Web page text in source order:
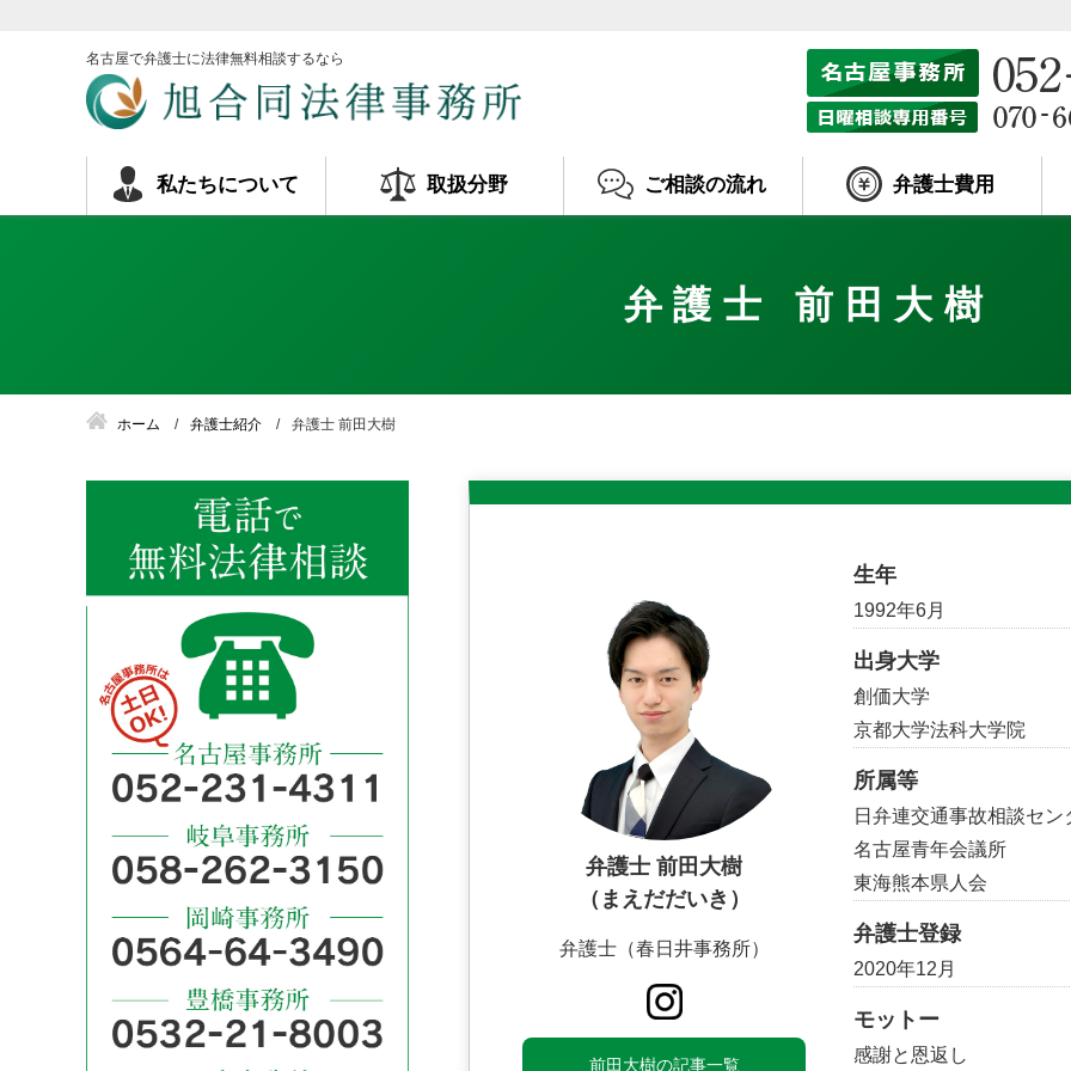
名古屋で弁護士に法律無料相談するなら
私たちについて 取扱分野 ご相談の流れ 弁護士費用
弁護士 前田大樹
ホーム 弁護士紹介 弁護士 前田大樹
弁護士 前田大樹
（まえだだいき）
弁護士（春日井事務所）
前田大樹の記事一覧
生年
1992年6月
出身大学
創価大学
京都大学法科大学院
所属等
日弁連交通事故相談セン
名古屋青年会議所
東海熊本県人会
弁護士登録
2020年12月
モットー
感謝と恩返し